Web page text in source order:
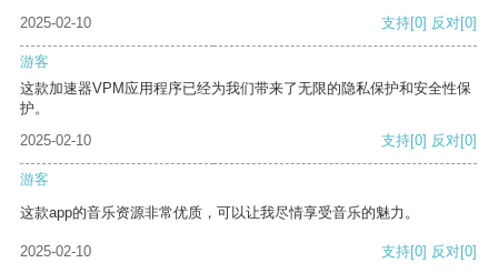
2025-02-10 支持[0] 反对[0]
游客
这款加速器VPM应用程序已经为我们带来了无限的隐私保护和安全性保
护。
2025-02-10
支持[0] 反对[0]
游客
这款app的音乐资源非常优质，可以让我尽情享受音乐的魅力。
2025-02-10 支持[0] 反对[0]